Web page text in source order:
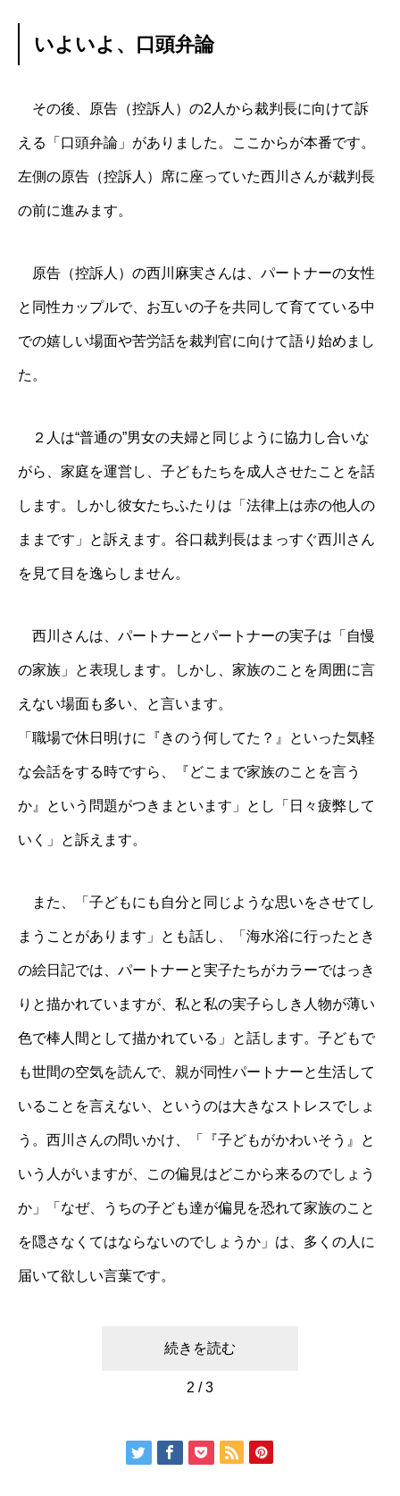
いよいよ、口頭弁論
その後、原告（控訴人）の2人から裁判長に向けて訴
える「口頭弁論」がありました。ここからが本番です。
左側の原告（控訴人）席に座っていた西川さんが裁判長
の前に進みます。
原告（控訴人）の西川麻実さんは、パートナーの女性
と同性カップルで、お互いの子を共同して育てている中
での嬉しい場面や苦労話を裁判官に向けて語り始めまし
た。
２人は“普通の”男女の夫婦と同じように協力し合いな
がら、家庭を運営し、子どもたちを成人させたことを話
します。しかし彼女たちふたりは「法律上は赤の他人の
ままです」と訴えます。谷口裁判長はまっすぐ西川さん
を見て目を逸らしません。
西川さんは、パートナーとパートナーの実子は「自慢
の家族」と表現します。しかし、家族のことを周囲に言
えない場面も多い、と言います。
「職場で休日明けに『きのう何してた？』といった気軽
な会話をする時ですら、『どこまで家族のことを言う
か』という問題がつきまといます」とし「日々疲弊して
いく」と訴えます。
また、「子どもにも自分と同じような思いをさせてし
まうことがあります」とも話し、「海水浴に行ったとき
の絵日記では、パートナーと実子たちがカラーではっき
りと描かれていますが、私と私の実子らしき人物が薄い
色で棒人間として描かれている」と話します。子どもで
も世間の空気を読んで、親が同性パートナーと生活して
いることを言えない、というのは大きなストレスでしょ
う。西川さんの問いかけ、「『子どもがかわいそう』と
いう人がいますが、この偏見はどこから来るのでしょう
か」「なぜ、うちの子ども達が偏見を恐れて家族のこと
を隠さなくてはならないのでしょうか」は、多くの人に
届いて欲しい言葉です。
続きを読む
2 / 3